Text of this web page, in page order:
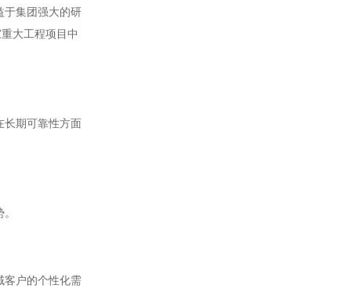
于集团强大的研
大工程项目中
长期可靠性方面
客户的个性化需